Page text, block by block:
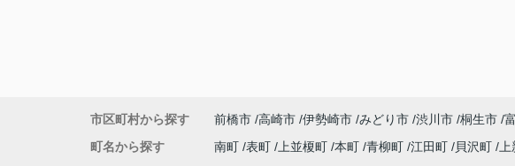
市区町村から探す 前橋市 高崎市 伊勢崎市 みどり市 渋川市 桐生市
町名から探す
南町 表町 上並榎町 本町 青柳町 江田町 貝沢町